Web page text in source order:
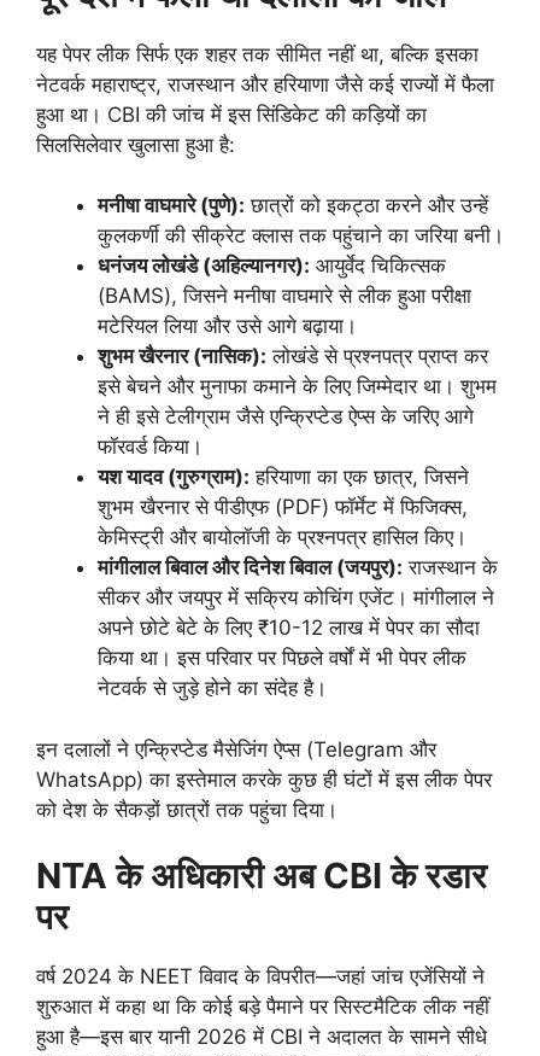
यह पेपर लीक सिर्फ एक शहर तक सीमित नहीं था, बल्कि इसका
नेटवर्क महाराष्ट्र, राजस्थान और हरियाणा जैसे कई राज्यों में फैला
हुआ था। CBI की जांच में इस सिंडिकेट की कड़ियों का
सिलसिलेवार खुलासा हुआ है:
मनीषा वाघमारे (पुणे): छात्रों को इकट्ठा करने और उन्हें
कुलकर्णी की सीक्रेट क्लास तक पहुंचाने का जरिया बनी।
धनंजय लोखंडे (अहिल्यानगर): आयुर्वेद चिकित्सक
(BAMS), जिसने मनीषा वाघमारे से लीक हुआ परीक्षा
मटेरियल लिया और उसे आगे बढ़ाया।
शुभम खैरनार (नासिक): लोखंडे से प्रश्नपत्र प्राप्त कर
इसे बेचने और मुनाफा कमाने के लिए जिम्मेदार था। शुभम
ने ही इसे टेलीग्राम जैसे एन्क्रिप्टेड ऐप्स के जरिए आगे
फॉरवर्ड किया।
यश यादव (गुरुग्राम): हरियाणा का एक छात्र, जिसने
शुभम खैरनार से पीडीएफ (PDF) फॉर्मेट में फिजिक्स,
केमिस्ट्री और बायोलॉजी के प्रश्नपत्र हासिल किए।
मांगीलाल बिवाल और दिनेश बिवाल (जयपुर): राजस्थान के
सीकर और जयपुर में सक्रिय कोचिंग एजेंट। मांगीलाल ने
अपने छोटे बेटे के लिए ₹10-12 लाख में पेपर का सौदा
किया था। इस परिवार पर पिछले वर्षों में भी पेपर लीक
नेटवर्क से जुड़े होने का संदेह है।
इन दलालों ने एन्क्रिप्टेड मैसेजिंग ऐप्स (Telegram और
WhatsApp) का इस्तेमाल करके कुछ ही घंटों में इस लीक पेपर
को देश के सैकड़ों छात्रों तक पहुंचा दिया।
NTA के अधिकारी अब CBI के रडार
पर
वर्ष 2024 के NEET विवाद के विपरीत—जहां जांच एजेंसियों ने
शुरुआत में कहा था कि कोई बड़े पैमाने पर सिस्टमैटिक लीक नहीं
हुआ है—इस बार यानी 2026 में CBI ने अदालत के सामने सीधे